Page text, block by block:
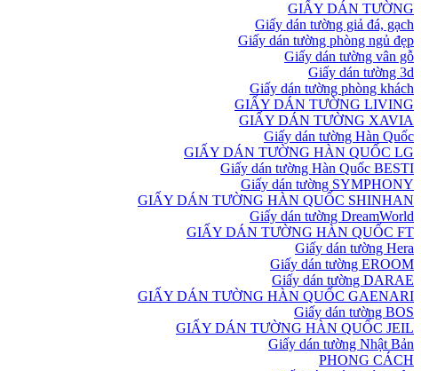
GIẤY DÁN TƯỜNG
Giấy dán tường giả đá, gạch
Giấy dán tường phòng ngủ đẹp
Giấy dán tường vân gỗ
Giấy dán tường 3d
Giấy dán tường phòng khách
GIẤY DÁN TƯỜNG LIVING
GIẤY DÁN TƯỜNG XAVIA
Giấy dán tường Hàn Quốc
GIẤY DÁN TƯỜNG HÀN QUỐC LG
Giấy dán tường Hàn Quốc BESTI
Giấy dán tường SYMPHONY
GIẤY DÁN TƯỜNG HÀN QUỐC SHINHAN
Giấy dán tường DreamWorld
GIẤY DÁN TƯỜNG HÀN QUỐC FT
Giấy dán tường Hera
Giấy dán tường EROOM
Giấy dán tường DARAE
GIẤY DÁN TƯỜNG HÀN QUỐC GAENARI
Giấy dán tường BOS
GIẤY DÁN TƯỜNG HÀN QUỐC JEIL
Giấy dán tường Nhật Bản
PHONG CÁCH